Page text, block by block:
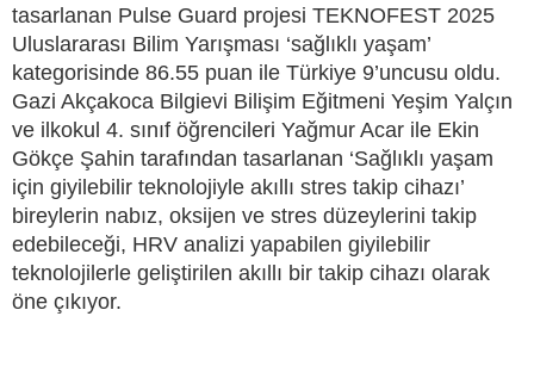
tasarlanan Pulse Guard projesi TEKNOFEST 2025
Uluslararası Bilim Yarışması ‘sağlıklı yaşam’
kategorisinde 86.55 puan ile Türkiye 9’uncusu oldu.
Gazi Akçakoca Bilgievi Bilişim Eğitmeni Yeşim Yalçın
ve ilkokul 4. sınıf öğrencileri Yağmur Acar ile Ekin
Gökçe Şahin tarafından tasarlanan ‘Sağlıklı yaşam
için giyilebilir teknolojiyle akıllı stres takip cihazı’
bireylerin nabız, oksijen ve stres düzeylerini takip
edebileceği, HRV analizi yapabilen giyilebilir
teknolojilerle geliştirilen akıllı bir takip cihazı olarak
öne çıkıyor.